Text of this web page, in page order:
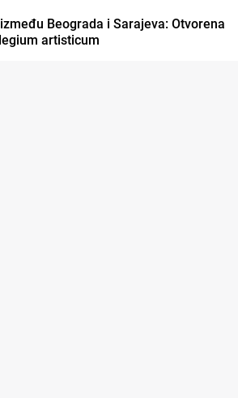
Beograda i Sarajeva: Otvorena
artisticum